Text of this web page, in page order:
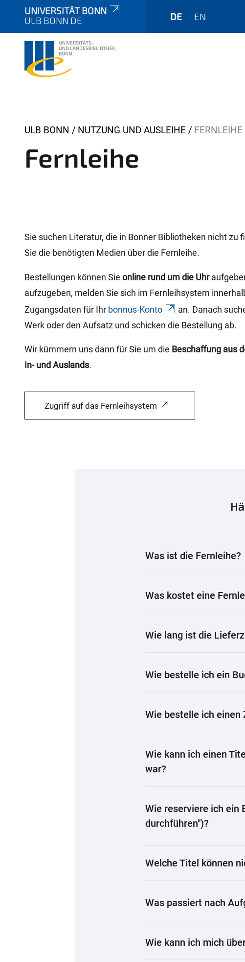
UNIVERSITÄT BONN
ULB BONN DE
DE EN
Y
u
a
r
e
ULB BONN NUTZUNG UND AUSLEIHE FERNLEIHE
Fernleihe
Sie suchen Literatur, die in Bonner Bibliotheken nicht zu
Sie die benötigten Medien über die Fernleihe.
Bestellungen können Sie online rund um die Uhr
aufzugeben, melden Sie sich im Fernleihsystem
Zugangsdaten für Ihr bonnus-Konto
an. Danach
Werk oder den Aufsatz und schicken die Bestellung ab.
Wir kümmern uns dann für Sie um die Beschaffung aus
In- und Auslands.
Zugriff auf das Fernleihsystem
Was ist die Fernleihe?
Was kostet eine
Wie lang ist die
Wie bestelle ich ein
Wie bestelle ich
Wie kann ich einen
war?
Wie reserviere ich ein
durchführen")?
Welche Titel können
Was passiert nach
Wie kann ich mich